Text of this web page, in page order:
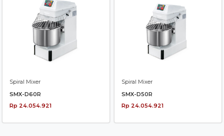
Spiral Mixer
SMX-D60R
Rp 24.054.921
Spiral Mixer
SMX-D50R
Rp 24.054.921